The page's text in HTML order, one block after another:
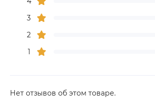
3
2
1
Нет отзывов об этом товаре.